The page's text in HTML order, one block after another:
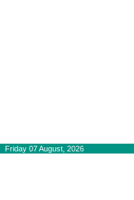
Friday 07 August, 2026